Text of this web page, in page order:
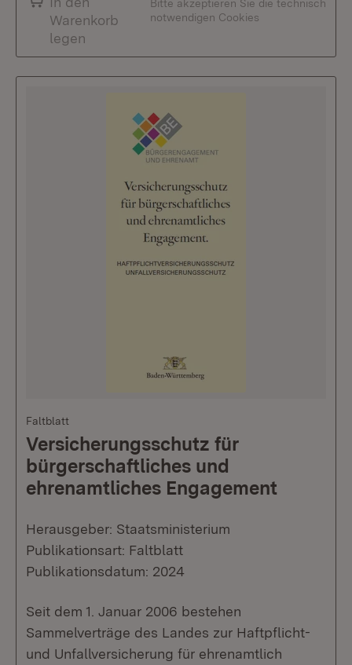
Warenkorb
legen
Bitte akzeptieren Sie die technisch
notwendigen Cookies
Faltblatt
Versicherungsschutz für
bürgerschaftliches und
ehrenamtliches Engagement
Herausgeber: Staatsministerium
Publikationsart: Faltblatt
Publikationsdatum: 2024
Seit dem 1. Januar 2006 bestehen
Sammelverträge des Landes zur Haftpflicht-
und Unfallversicherung für ehrenamtlich